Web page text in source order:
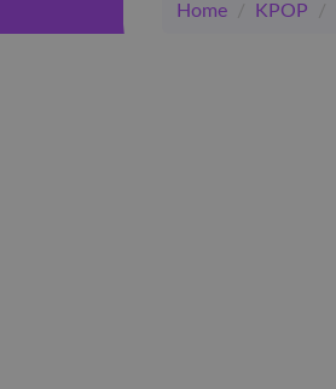
Home / KPOP /